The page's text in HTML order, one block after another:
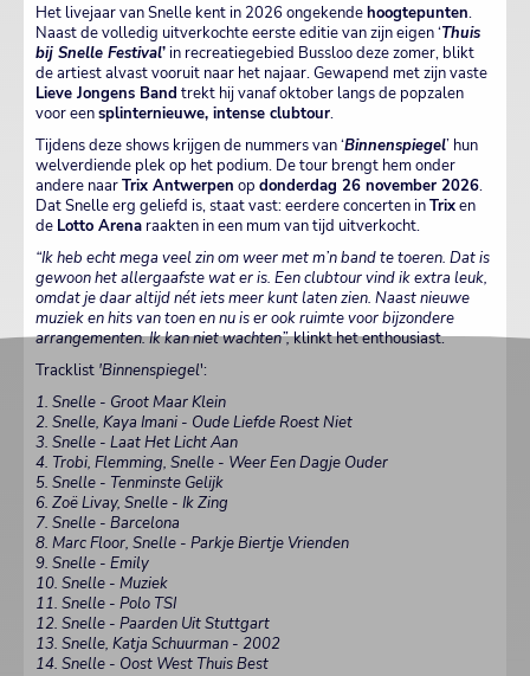
Het livejaar van Snelle kent in 2026 ongekendehoogtepunten.
Naast de volledig uitverkochte eerste editie van zijn eigen ‘Thuis
bij Snelle Festival’in recreatiegebied Bussloo deze zomer, blikt
de artiest alvast vooruit naar het najaar. Gewapend met zijn vaste
Lieve Jongens Band trekt hij vanaf oktober langs de popzalen
voor eensplinternieuwe, intense clubtour.
Tijdens deze shows krijgen de nummers van ‘Binnenspiegel’ hun
welverdiende plek op het podium. De tour brengt hem onder
andere naarTrix Antwerpen op donderdag 26 november 2026.
Dat Snelle erg geliefd is, staat vast: eerdere concerten inTrixen
de Lotto Arena raakten in een mum van tijd uitverkocht.
“Ik heb echt mega veel zin om weer met m’n band te toeren. Dat is
gewoon het allergaafste wat er is. Een clubtour vind ik extra leuk,
omdat je daar altijd nét iets meer kunt laten zien. Naast nieuwe
muziek en hits van toen en nu is er ook ruimte voor bijzondere
arrangementen. Ik kan niet wachten”,klinkt het enthousiast.
Tracklist 'Binnenspiegel':
1. Snelle - Groot Maar Klein
2. Snelle, Kaya Imani - Oude Liefde Roest Niet
3. Snelle - Laat Het Licht Aan
4. Trobi, Flemming, Snelle - Weer Een Dagje Ouder
5. Snelle - Tenminste Gelijk
6. Zoë Livay, Snelle - Ik Zing
7. Snelle - Barcelona
8. Marc Floor, Snelle - Parkje Biertje Vrienden
9. Snelle - Emily
10. Snelle - Muziek
11. Snelle - Polo TSI
12. Snelle - Paarden Uit Stuttgart
13. Snelle, Katja Schuurman - 2002
14. Snelle - Oost West Thuis Best